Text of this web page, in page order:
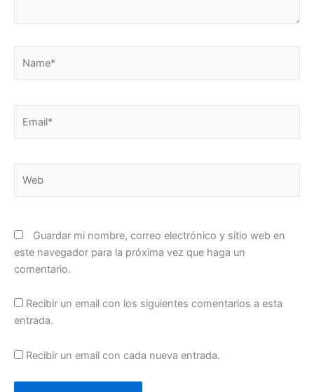
Guardar mi nombre, correo electrónico y sitio web en
este navegador para la próxima vez que haga un
comentario.
Recibir un email con los siguientes comentarios a esta
entrada.
Recibir un email con cada nueva entrada.